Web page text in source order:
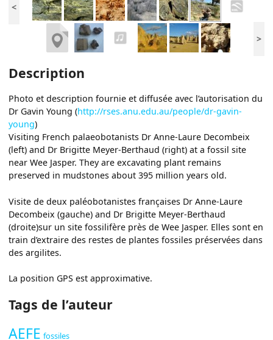
<
>
Description
Photo et description fournie et diffusée avec l’autorisation du
Dr Gavin Young (http://rses.anu.edu.au/people/dr-gavin-
young)
Visiting French palaeobotanists Dr Anne-Laure Decombeix
(left) and Dr Brigitte Meyer-Berthaud (right) at a fossil site
near Wee Jasper. They are excavating plant remains
preserved in mudstones about 395 million years old.
Visite de deux paléobotanistes françaises Dr Anne-Laure
Decombeix (gauche) and Dr Brigitte Meyer-Berthaud
(droite)sur un site fossilifère près de Wee Jasper. Elles sont en
train d’extraire des restes de plantes fossiles préservées dans
des argilites.
La position GPS est approximative.
Tags de l’auteur
AEFE fossiles